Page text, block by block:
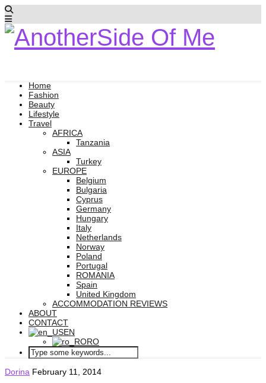
Home
Fashion
Beauty
Lifestyle
Travel
AFRICA
Tanzania
ASIA
Turkey
EUROPE
Belgium
Bulgaria
Cyprus
Germany
Hungary
Italy
Netherlands
Norway
Poland
Portugal
ROMANIA
Spain
United Kingdom
ACCOMMODATION REVIEWS
ABOUT
CONTACT
EN
RO
Dorina February 11, 2014